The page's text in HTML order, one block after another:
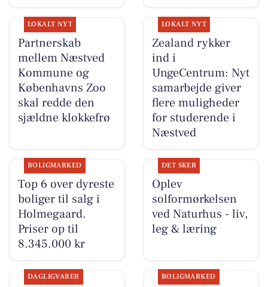
LOKALT NYT
Partnerskab
mellem Næstved
Kommune og
Københavns Zoo
skal redde den
sjældne klokkefrø
LOKALT NYT
Zealand rykker
ind i
UngeCentrum: Nyt
samarbejde giver
flere muligheder
for studerende i
Næstved
BOLIGMARKED
Top 6 over dyreste
boliger til salg i
Holmegaard.
Priser op til
8.345.000 kr
DET SKER
Oplev
solformørkelsen
ved Naturhus - liv,
leg & læring
DAGLIGVARER BOLIGMARKED